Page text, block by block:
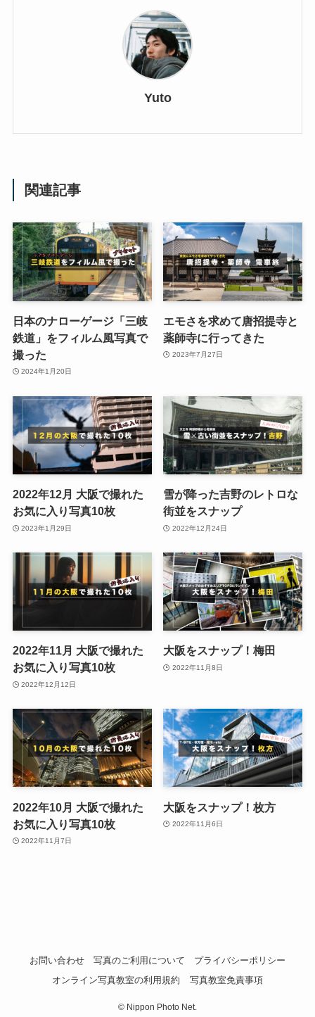
Yuto
関連記事
日本のナローゲージ「三岐
鉄道」をフィルム風写真で
撮った
2024年1月20日
エモさを求めて唐招提寺と
薬師寺に行ってきた
2023年7月27日
2022年12月 大阪で撮れた
お気に入り写真10枚
2023年1月29日
雪が降った吉野のレトロな
街並をスナップ
2022年12月24日
2022年11月 大阪で撮れた
お気に入り写真10枚
2022年12月12日
大阪をスナップ！梅田
2022年11月8日
2022年10月 大阪で撮れた
お気に入り写真10枚
2022年11月7日
大阪をスナップ！枚方
2022年11月6日
お問い合わせ 写真のご利用について
プライバシーポリシー
オンライン写真教室の利用規約
写真教室免責事項
© Nippon Photo Net.